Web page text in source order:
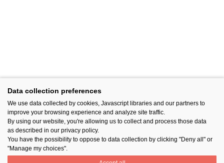
Data collection preferences
We use data collected by cookies, Javascript libraries and our partners to
improve your browsing experience and analyze site traffic.
By using our website, you're allowing us to collect and process those data
as described in our privacy policy.
You have the possibility to oppose to data collection by clicking "Deny all" or
"Manage my choices".